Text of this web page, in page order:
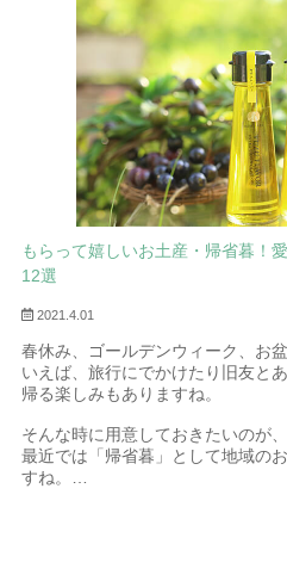
もらって嬉しいお土産・帰省暮！
12選
2021.4.01
春休み、ゴールデンウィーク、お
いえば、旅行にでかけたり旧友と
帰る楽しみもありますね。
そんな時に用意しておきたいのが
最近では「帰省暮」として地域の
すね。
そこで今回は、大切な人に贈りた